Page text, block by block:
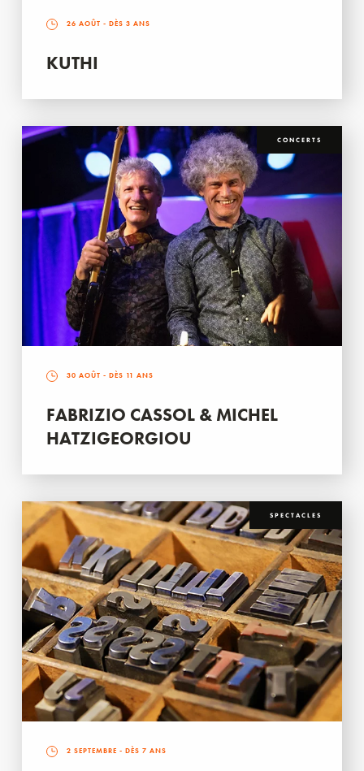
26 AOÛT - DÈS 3 ANS
KUTHI
CONCERTS
30 AOÛT - DÈS 11 ANS
FABRIZIO CASSOL & MICHEL
HATZIGEORGIOU
SPECTACLES
2 SEPTEMBRE - DÈS 7 ANS